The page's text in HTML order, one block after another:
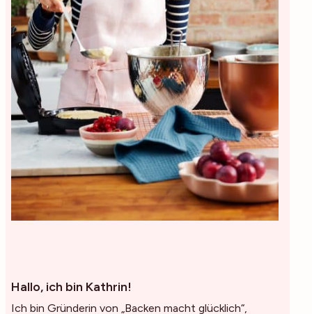
Hallo, ich bin Kathrin!
Ich bin Gründerin von „Backen macht glücklich“,